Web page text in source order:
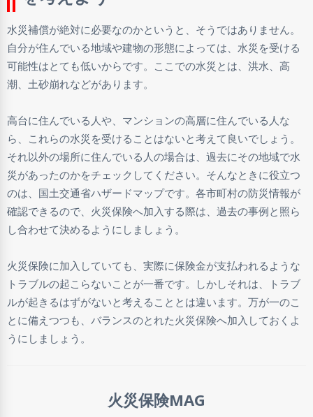
水災補償が絶対に必要なのかというと、そうではありません。
自分が住んでいる地域や建物の形態によっては、水災を受ける
可能性はとても低いからです。ここでの水災とは、洪水、高
潮、土砂崩れなどがあります。
高台に住んでいる人や、マンションの高層に住んでいる人な
ら、これらの水災を受けることはないと考えて良いでしょう。
それ以外の場所に住んでいる人の場合は、過去にその地域で水
災があったのかをチェックしてください。そんなときに役立つ
のは、国土交通省ハザードマップです。各市町村の防災情報が
確認できるので、火災保険へ加入する際は、過去の事例と照ら
し合わせて決めるようにしましょう。
火災保険に加入していても、実際に保険金が支払われるような
トラブルの起こらないことが一番です。しかしそれは、トラブ
ルが起きるはずがないと考えることとは違います。万が一のこ
とに備えつつも、バランスのとれた火災保険へ加入しておくよ
うにしましょう。
火災保険MAG